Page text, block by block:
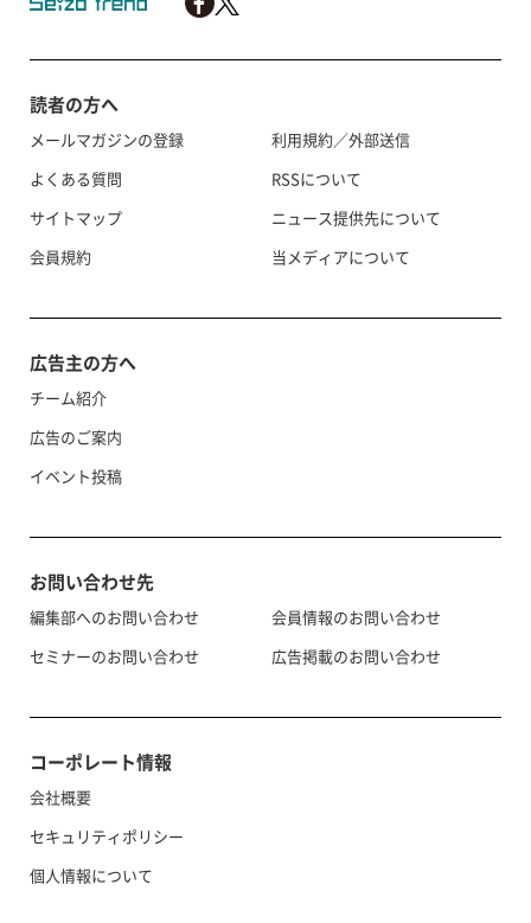
読者の方へ
メールマガジンの登録
よくある質問
サイトマップ
会員規約
利用規約／外部送信
RSSについて
ニュース提供先について
当メディアについて
広告主の方へ
チーム紹介
広告のご案内
イベント投稿
お問い合わせ先
編集部へのお問い合わせ
セミナーのお問い合わせ
会員情報のお問い合わせ
広告掲載のお問い合わせ
コーポレート情報
会社概要
セキュリティポリシー
個人情報について